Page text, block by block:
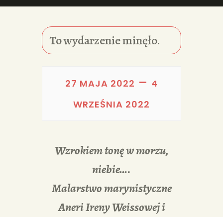
REDAKCJA
To wydarzenie minęło.
27 MAJA 2022 – 4
WRZEŚNIA 2022
Wzrokiem tonę w morzu,
niebie….
Malarstwo marynistyczne
Aneri Ireny Weissowej i